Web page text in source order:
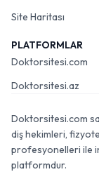
Site Haritası
PLATFORMLAR
Doktorsitesi.com
Doktorsitesi.az
Doktorsitesi.com
diş hekimleri,
profesyonelleri ile
platformdur.